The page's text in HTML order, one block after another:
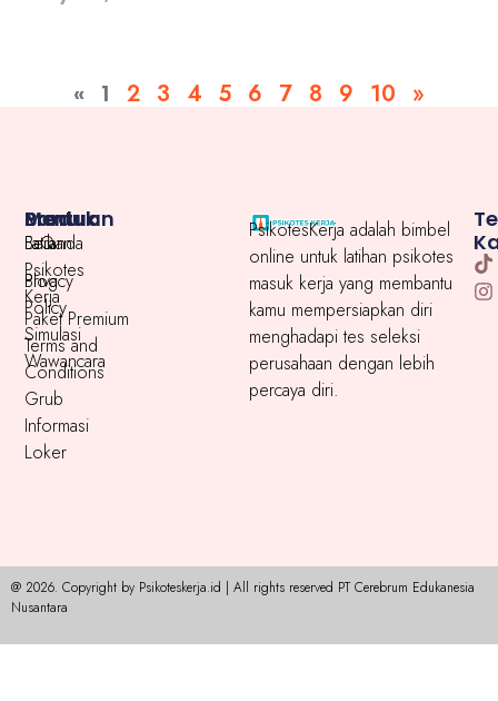
« 1 2 3 4 5 6 7 8 9 10 »
PsikotesKerja adalah bimbel
online untuk latihan psikotes
masuk kerja yang membantu
kamu mempersiapkan diri
menghadapi tes seleksi
perusahaan dengan lebih
percaya diri.
Menu
Beranda
Blog
Paket Premium
Produk
Latihan
Psikotes
Kerja
Simulasi
Wawancara
Grub
Informasi
Loker
Bantuan
FaQ
Privacy
Policy
Terms and
Conditions
@ 2026. Copyright by Psikoteskerja.id | All rights reserved PT Cerebrum Edukanesia
Nusantara​